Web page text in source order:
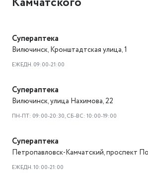
Супераптека
Вилючинск Кронштадтская улица, 1
ЕЖЕДН. 09:00-21:00
Супераптека
Вилючинск улица Нахимова, 22
ПН-ПТ: 09:00-20:30, СБ-ВС: 10:00-19:00
Супераптека
Петропавловск-Камчатский проспект
ЕЖЕДН. 10:00-21:00